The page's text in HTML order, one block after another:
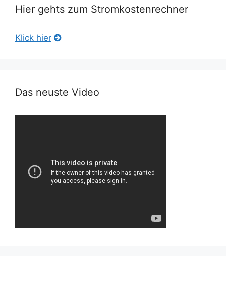
Hier gehts zum Stromkostenrechner
Klick hier
Das neuste Video